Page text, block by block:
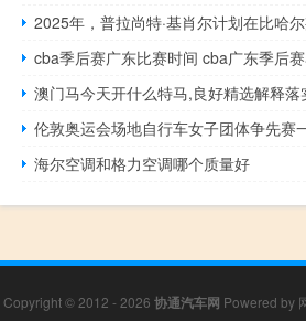
2025年，普拉尚特·基肖尔计划在比哈
cba季后赛广东比赛时间 cba广东季后
澳门马今天开什么特马,良好精选解释落
海尔空调和格力空调哪个质量好
Copyright © 2012 - 2026 协通汽车网 Powered by